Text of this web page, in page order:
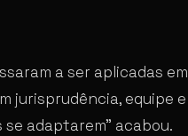
a ser aplicadas em
jurisprudência, equipe e
adaptarem” acabou.